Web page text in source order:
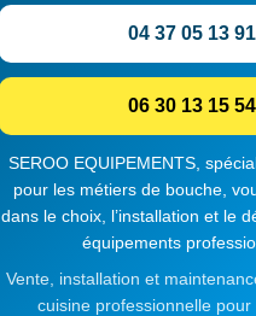
04 37 05 13 91
06 30 13 15 54
SEROO EQUIPEMENTS,
pour les métiers de bouche,
dans le choix, l’installation et le
équipements
Vente, installation et
cuisine professionnelle pour